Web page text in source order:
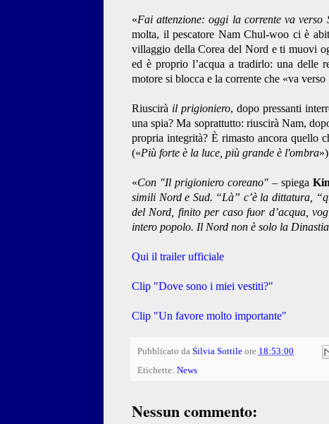
«Fai attenzione: oggi la corrente va verso
molta, il pescatore Nam Chul-woo ci è
villaggio della Corea del Nord e ti muovi
ed è proprio l’acqua a tradirlo: una delle
motore si blocca e la corrente che «va
Riuscirà il prigioniero, dopo pressanti
una spia? Ma soprattutto: riuscirà Nam,
propria integrità? È rimasto ancora quello
(«Più forte è la luce, più grande è l'ombra
«Con "Il prigioniero coreano" – spiega
simili Nord e Sud. “Là” c’è la dittatura,
del Nord, finito per caso fuor d’acqua,
intero popolo. Il Nord non è solo la
Qui il trailer ufficiale
Clip "Dove sono i miei vestiti?"
Clip "Un favore molto importante"
Pubblicato da Silvia Sottile ore 18:53:00
Etichette: News
Nessun commento: